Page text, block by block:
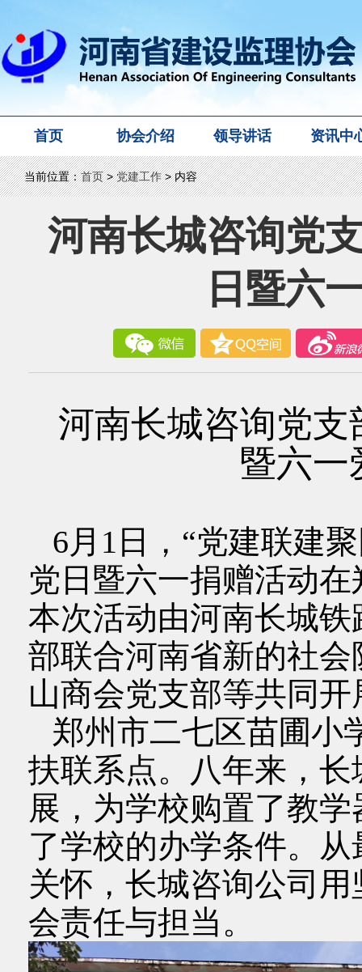
首页 协会介绍 领导讲话 资讯中
当前位置：首页>党建工作> 内容
河南长城咨询党
日暨六
河南长城咨询党
暨六一
6月1日，“党建联建
党日暨六一捐赠活动
本次活动由河南长城
部联合河南省新的社
山商会党支部等共同开
郑州市二七区苗圃小
扶联系点。八年来，
展，为学校购置了教
了学校的办学条件。
关怀，长城咨询公司
会责任与担当。